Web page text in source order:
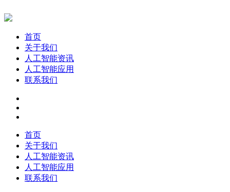
首页
关于我们
人工智能资讯
人工智能应用
联系我们
首页
关于我们
人工智能资讯
人工智能应用
联系我们